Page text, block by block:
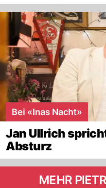
Bei «Inas Nacht»
Jan Ullrich
Absturz
MEHR